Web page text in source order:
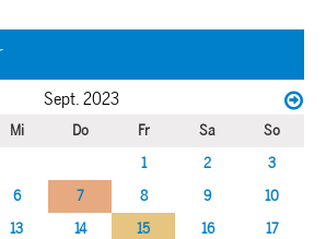
Sept. 2023
Mi Do Fr Sa
So
1
2
3
6 7 8 9
10
13 14 15 16
17